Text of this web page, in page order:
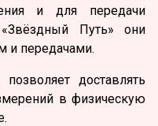
и для передачи
Путь» они
и передачами.
доставлять
в физическую